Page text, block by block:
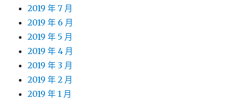
2019 年 7 月
2019 年 6 月
2019 年 5 月
2019 年 4 月
2019 年 3 月
2019 年 2 月
2019 年 1 月